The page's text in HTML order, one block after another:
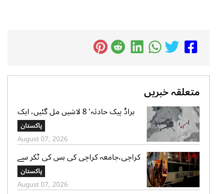
متعلقہ خبریں
براڈ پیک حادثہ‘ 8 لاشیں مل گئیں، ایک
تک رسائی مشکل، 2 کی تلاش جاری‘
صدر الپائن کلب
پاکستان
August 07, 2026
کراچی،جامعہ کراچی کی بس کی ٹکر سے
موٹر سائیکل سوار لڑکی جاں بحق،ڈرائیور
گرفتار
پاکستان
August 07, 2026